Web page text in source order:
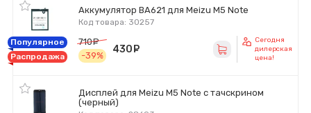
Аккумулятор BA621 для Meizu M5 Note
Код товара: 30257
Популярное
Распродажа
710
руб.
-39%
430
Сегодня
дилерская
цена!
Дисплей для Meizu M5 Note с тачскрином
(черный)